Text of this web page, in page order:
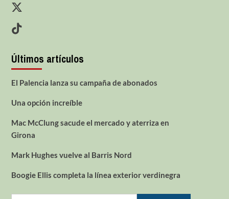
Últimos artículos
El Palencia lanza su campaña de abonados
Una opción increíble
Mac McClung sacude el mercado y aterriza en
Girona
Mark Hughes vuelve al Barris Nord
Boogie Ellis completa la línea exterior verdinegra